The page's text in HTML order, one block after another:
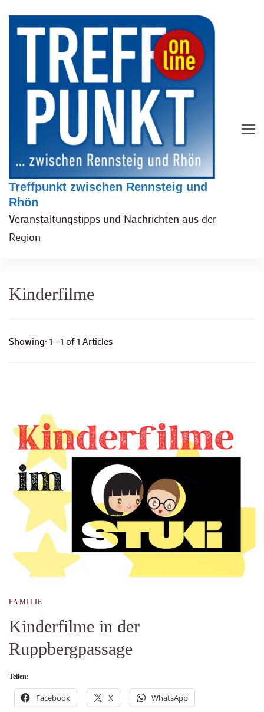
Treffpunkt zwischen Rennsteig und
Rhön
Veranstaltungstipps und Nachrichten aus der
Region
Kinderfilme
Showing: 1 - 1 of 1 Articles
FAMILIE
Kinderfilme in der
Ruppbergpassage
Teilen:
Facebook X WhatsApp